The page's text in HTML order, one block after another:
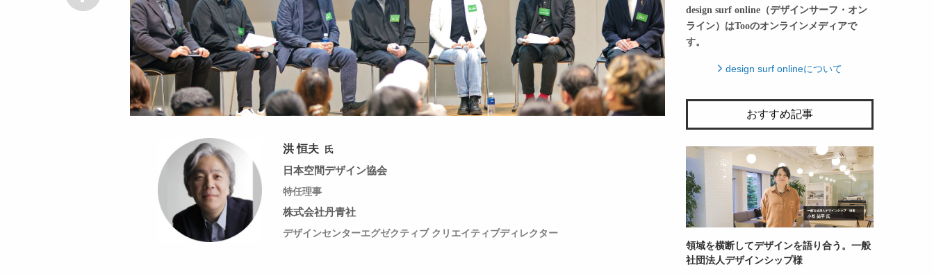
洪 恒夫 氏
日本空間デザイン協会
特任理事
株式会社丹青社
デザインセンターエグゼクティブ クリエイティブディレクター
design surf online（デザインサーフ・オン
ライン）はTooのオンラインメディアで
す。
design surf onlineについて
おすすめ記事
領域を横断してデザインを語り合う。一般
社団法人デザインシップ様